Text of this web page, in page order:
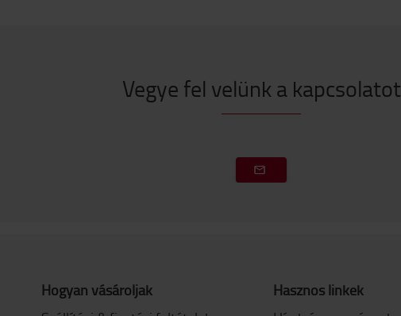
Vegye fel velünk a kapcsolatot
Hogyan vásároljak
Hasznos linkek